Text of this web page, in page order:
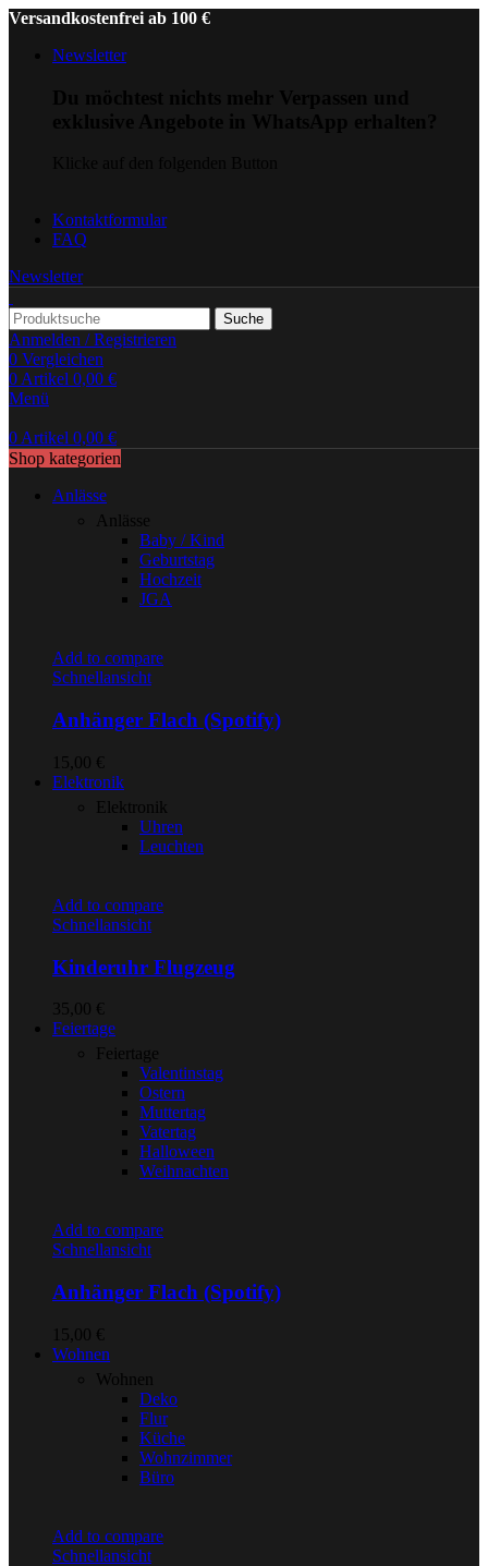
Versandkostenfrei ab 100 €
Newsletter
Kontaktformular
FAQ
Newsletter
Suche
Anmelden / Registrieren
0 Vergleichen
0Artikel 0,00 €
Menü
0Artikel 0,00 €
Shop kategorien
Anlässe
Anlässe
Baby / Kind
Geburtstag
Hochzeit
JGA
Add to compare
Schnellansicht
Anhänger Flach (Spotify)
15,00 €
Elektronik
Elektronik
Uhren
Leuchten
Add to compare
Schnellansicht
Kinderuhr Flugzeug
35,00 €
Feiertage
Feiertage
Valentinstag
Ostern
Muttertag
Vatertag
Halloween
Weihnachten
Add to compare
Schnellansicht
Anhänger Flach (Spotify)
15,00 €
Wohnen
Wohnen
Deko
Flur
Küche
Wohnzimmer
Büro
Add to compare
Schnellansicht